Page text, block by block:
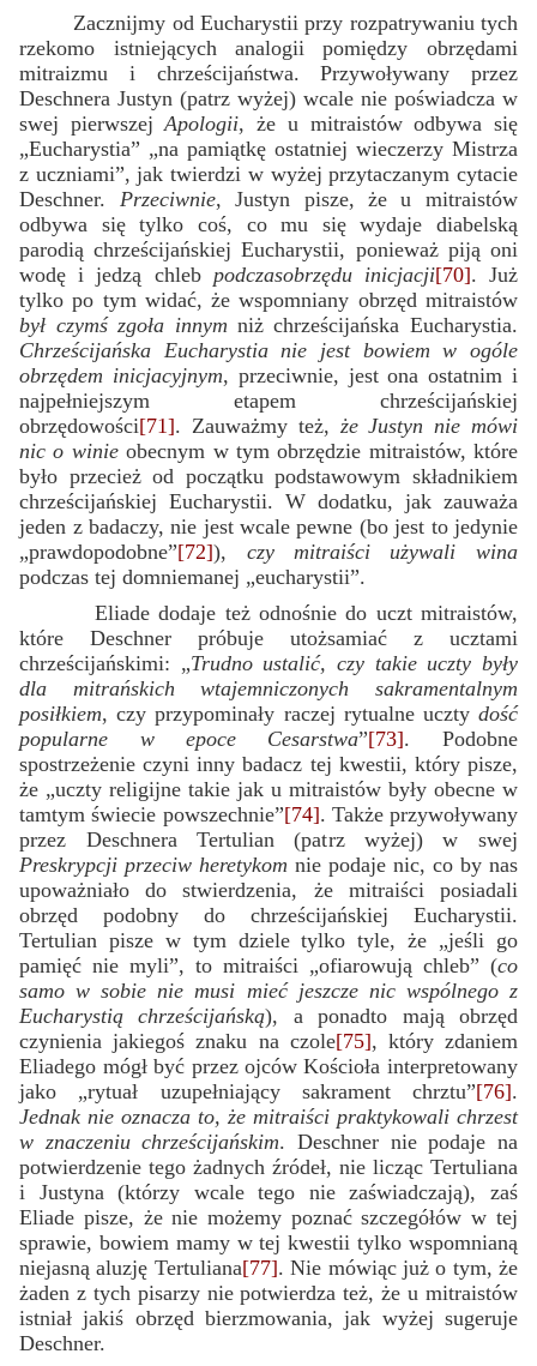
Zacznijmy od Eucharystii przy rozpatrywaniu tych
rzekomo istniejących analogii pomiędzy obrzędami
mitraizmu i chrześcijaństwa. Przywoływany przez
Deschnera Justyn (patrz wyżej) wcale nie poświadcza w
swej pierwszejApologii, że u mitraistów odbywa się
„Eucharystia” „na pamiątkę ostatniej wieczerzy Mistrza
z uczniami”, jak twierdzi w wyżej przytaczanym cytacie
Deschner. Przeciwnie, Justyn pisze, że u mitraistów
odbywa się tylko coś, co mu się wydaje diabelską
parodią chrześcijańskiej Eucharystii, ponieważ piją oni
wodę i jedzą chleb podczasobrzędu inicjacji[70]. Już
tylko po tym widać, że wspomniany obrzęd mitraistów
był czymś zgoła innym niż chrześcijańska Eucharystia.
Chrześcijańska Eucharystia nie jest bowiem w ogóle
obrzędem inicjacyjnym, przeciwnie, jest ona ostatnim i
najpełniejszym etapem chrześcijańskiej
obrzędowości[71]. Zauważmy też, że Justyn nie mówi
nic o winieobecnym w tym obrzędzie mitraistów, które
było przecież od początku podstawowym składnikiem
chrześcijańskiej Eucharystii. W dodatku, jak zauważa
jeden z badaczy, nie jest wcale pewne (bo jest to jedynie
„prawdopodobne”[72]), czy mitraiści używali wina
podczas tej domniemanej „eucharystii”.
Eliade dodaje też odnośnie do uczt mitraistów,
które Deschner próbuje utożsamiać z ucztami
chrześcijańskimi: „Trudno ustalić, czy takie uczty były
dla mitrańskich wtajemniczonych sakramentalnym
posiłkiem, czy przypominały raczej rytualne uczty dość
popularne w epoce Cesarstwa”[73]. Podobne
spostrzeżenie czyni inny badacz tej kwestii, który pisze,
że „uczty religijne takie jak u mitraistów były obecne w
tamtym świecie powszechnie”[74]. Także przywoływany
przez Deschnera Tertulian (patrz wyżej) w swej
Preskrypcji przeciw heretykomnie podaje nic, co by nas
upoważniało do stwierdzenia, że mitraiści posiadali
obrzęd podobny do chrześcijańskiej Eucharystii.
Tertulian pisze w tym dziele tylko tyle, że „jeśli go
pamięć nie myli”, to mitraiści „ofiarowują chleb” (co
samo w sobie nie musi mieć jeszcze nic wspólnego z
Eucharystią chrześcijańską), a ponadto mają obrzęd
czynienia jakiegoś znaku na czole[75], który zdaniem
Eliadego mógł być przez ojców Kościoła interpretowany
jako „rytuał uzupełniający sakrament chrztu”[76].
Jednak nie oznacza to, że mitraiści praktykowali chrzest
w znaczeniu chrześcijańskim. Deschner nie podaje na
potwierdzenie tego żadnych źródeł, nie licząc Tertuliana
i Justyna (którzy wcale tego nie zaświadczają), zaś
Eliade pisze, że nie możemy poznać szczegółów w tej
sprawie, bowiem mamy w tej kwestii tylko wspomnianą
niejasną aluzję Tertuliana[77]. Nie mówiąc już o tym, że
żaden z tych pisarzy nie potwierdza też, że u mitraistów
istniał jakiś obrzęd bierzmowania, jak wyżej sugeruje
Deschner.